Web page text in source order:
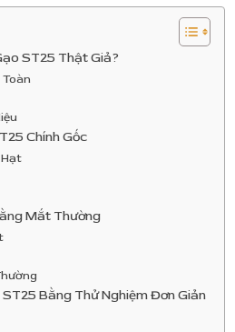
ST25 Thật Giả?
Chính Gốc
Mắt Thường
Bằng Thử Nghiệm Đơn Giản